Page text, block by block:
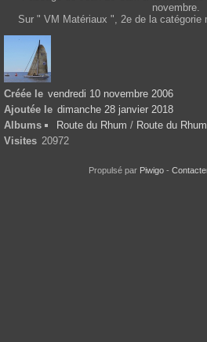
novembre.
Sur " VM Matériaux ", 2e de la catégorie
Créée le vendredi 10 novembre 2006
Ajoutée le dimanche 28 janvier 2018
Albums
Route du Rhum / Route du
Visites 20972
Propulsé par Piwigo -